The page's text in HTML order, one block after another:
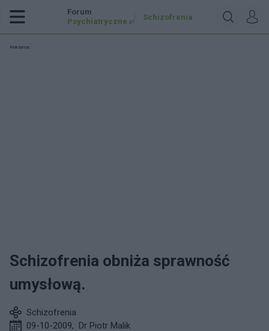
Forum
Psychiatryczne .pl Schizofrenia
Reklama:
Schizofrenia obniża sprawność
umysłową.
Schizofrenia
09-10-2009, Dr Piotr Malik